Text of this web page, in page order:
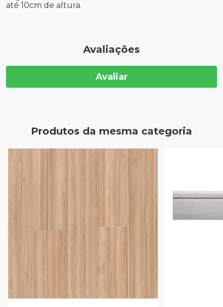
até 10cm de altura.
Avaliações
Avaliar
Produtos da mesma categoria